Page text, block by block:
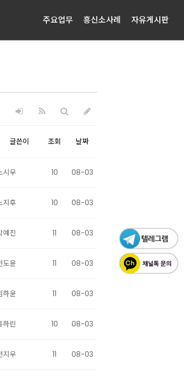
주요업무 흥신소사례 자유게시판
글쓴이 조회 날짜
시우 10 08-03
지후 10 08-03
예진 11 08-03
도윤 11 08-03
하윤 11 08-03
하린 10 08-03
지우 11 08-03